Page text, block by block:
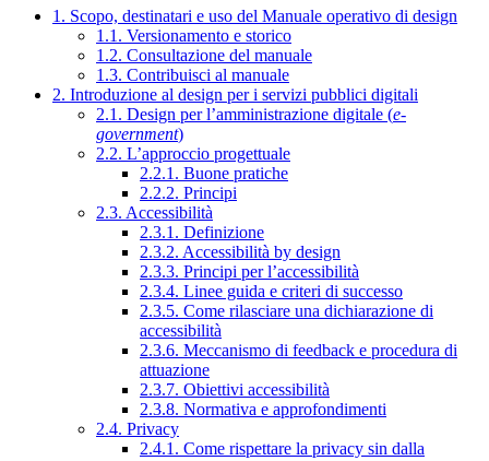
1. Scopo, destinatari e uso del Manuale operativo di design
1.1. Versionamento e storico
1.2. Consultazione del manuale
1.3. Contribuisci al manuale
2. Introduzione al design per i servizi pubblici digitali
2.1. Design per l’amministrazione digitale (e-
government)
2.2. L’approccio progettuale
2.2.1. Buone pratiche
2.2.2. Principi
2.3. Accessibilità
2.3.1. Definizione
2.3.2. Accessibilità by design
2.3.3. Principi per l’accessibilità
2.3.4. Linee guida e criteri di successo
2.3.5. Come rilasciare una dichiarazione di
accessibilità
2.3.6. Meccanismo di feedback e procedura di
attuazione
2.3.7. Obiettivi accessibilità
2.3.8. Normativa e approfondimenti
2.4. Privacy
2.4.1. Come rispettare la privacy sin dalla